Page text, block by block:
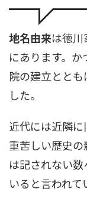
地名由来は徳川
にあります。
院の建立とと
した。
近代には近隣
重苦しい歴史
は記されない
いると言われて